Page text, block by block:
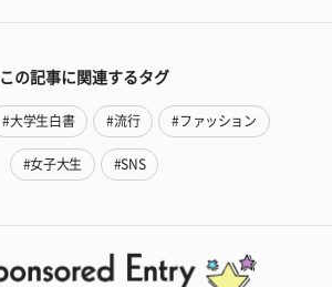
この記事に関連するタグ
#大学生白書 #流行 #ファッション
#女子大生 #SNS